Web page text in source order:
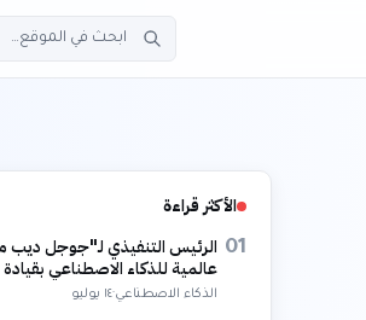
الأكثر قراءة
01 الرئيس التنفيذي لـ"جوجل ديب
عالمية للذكاء الاصطناعي
الذكاء الاصطناعي·١٤ يوليو